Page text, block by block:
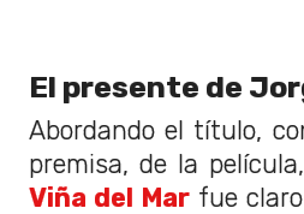
El presente de
Abordando el título,
premisa, de la
Viña del Mar fue